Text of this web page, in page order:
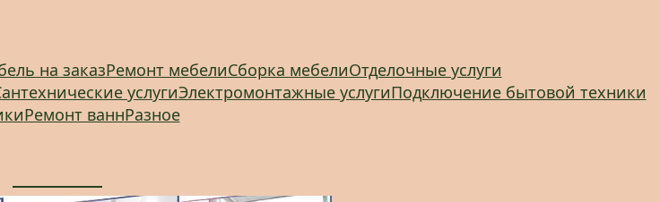
на заказРемонт мебелиСборка мебелиОтделочные услуги
услугиЭлектромонтажные услугиПодключение бытовой техники
Ремонт ваннРазное